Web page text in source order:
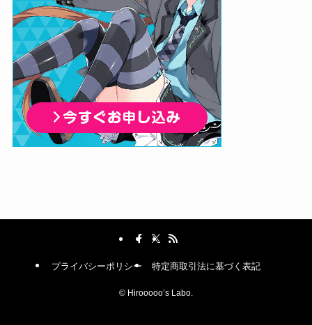
プライバシーポリシー 特定商取引法に基づく表記
© Hirooooo’s Labo.